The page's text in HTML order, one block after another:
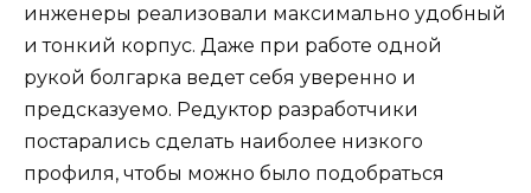
инженеры реализовали максимально удобный
и тонкий корпус. Даже при работе одной
рукой болгарка ведет себя уверенно и
предсказуемо. Редуктор разработчики
постарались сделать наиболее низкого
профиля, чтобы можно было подобраться